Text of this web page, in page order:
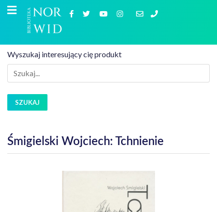
Wyszukaj interesujący cię produkt
SZUKAJ
Śmigielski Wojciech: Tchnienie